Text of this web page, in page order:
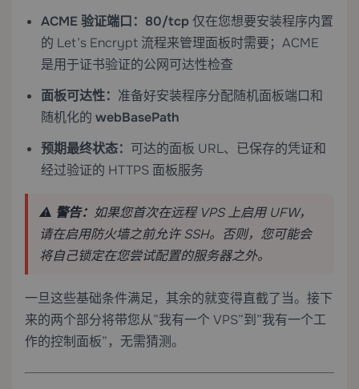
ACME 验证端口： 80/tcp 仅在您想要安装程序内置
的 Let’s Encrypt 流程来管理面板时需要；ACME
是用于证书验证的公网可达性检查
面板可达性： 准备好安装程序分配随机面板端口和
随机化的 webBasePath
预期最终状态： 可达的面板 URL、已保存的凭证和
经过验证的 HTTPS 面板服务
⚠️ 警告： 如果您首次在远程 VPS 上启用 UFW，
请在启用防火墙之前允许 SSH。否则，您可能会
将自己锁定在您尝试配置的服务器之外。
一旦这些基础条件满足，其余的就变得直截了当。接下
来的两个部分将带您从”我有一个 VPS”到”我有一个工
作的控制面板”，无需猜测。